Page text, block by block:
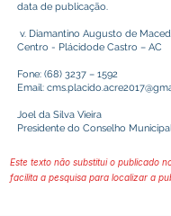
data de publicação.
v. Diamantino Augusto de
Centro - Plácidode Castro – AC
Fone: (68) 3237 – 1592
Email:
Joel da Silva Vieira
Presidente do Conselho
Este texto não substitui o publicado
facilita a pesquisa para localizar a